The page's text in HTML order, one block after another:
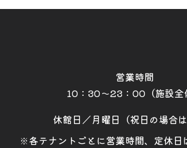
営業時間
10：30～23：00（施設全
休館日／月曜日（祝日の場合は
※各テナントごとに営業時間、定休日